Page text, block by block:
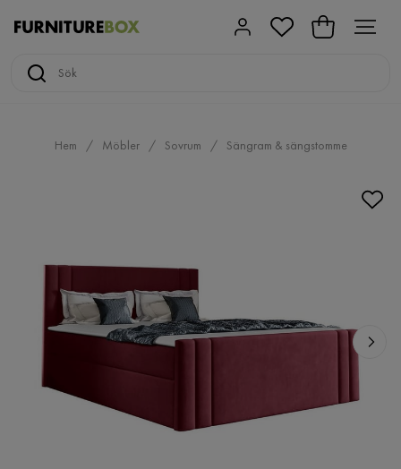
Hem Möbler Sovrum Sängram & sängstomme